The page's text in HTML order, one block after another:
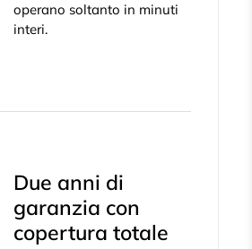
operano soltanto in minuti
interi.
Due anni di
garanzia con
copertura totale